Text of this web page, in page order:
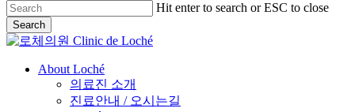
Hit enter to search or ESC to close
Search
Close
Menu
About Loché
의료진 소개
진료안내 / 오시는길